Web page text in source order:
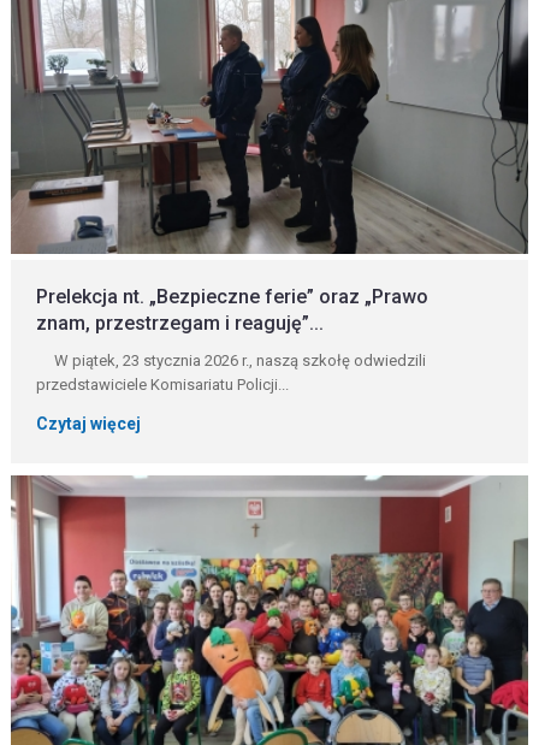
Prelekcja nt. „Bezpieczne ferie” oraz „Prawo
znam, przestrzegam i reaguję”...
W piątek, 23 stycznia 2026 r., naszą szkołę odwiedzili
przedstawiciele Komisariatu Policji...
Czytaj więcej